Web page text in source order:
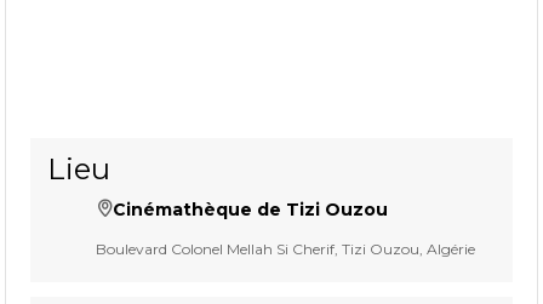
Lieu
Cinémathèque de Tizi Ouzou
Boulevard Colonel Mellah Si Cherif, Tizi Ouzou, Algérie